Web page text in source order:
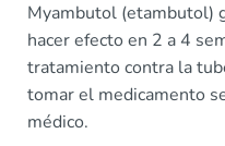
Myambutol (etambutol)
hacer efecto en 2 a 4
tratamiento contra la
tomar el medicamento
médico.